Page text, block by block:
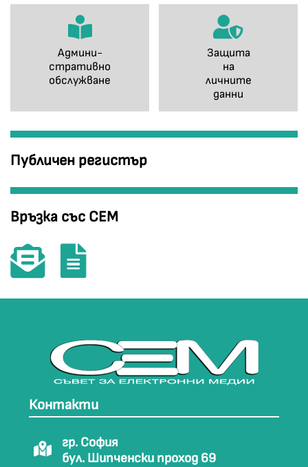
Админи-
стративно
обслужване
Защита
на
личните
данни
Публичен регистър
Връзка със СЕМ
Контакти
гр. София
бул. Шипченски проход 69